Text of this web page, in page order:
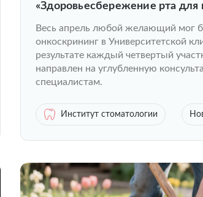
«Здоровьесбережение рта для
Весь апрель любой желающий мог
онкоскрининг в Университетской
результате каждый четвертый
направлен на углубленную
специалистам.
Институт стоматологии